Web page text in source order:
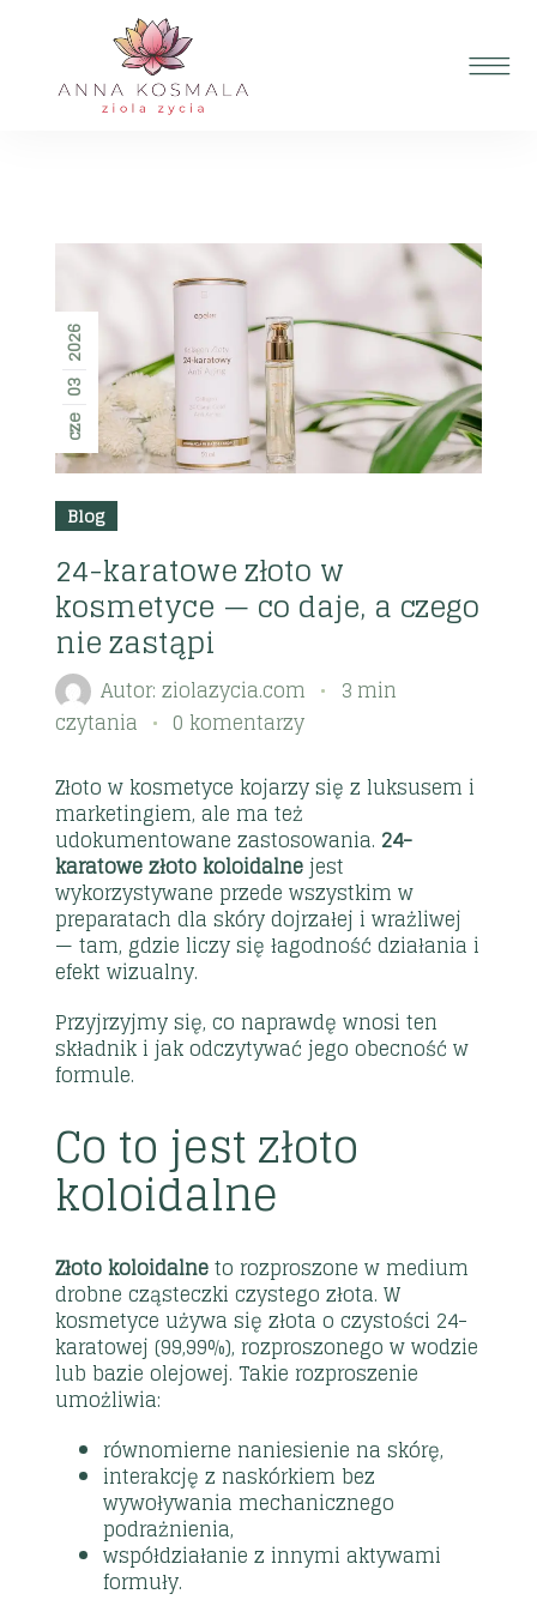
cze
03
2026
Blog
24-karatowe złoto w
kosmetyce — co daje, a czego
nie zastąpi
Autor:ziolazycia.com
3 min
czytania
0 komentarzy
Złoto w kosmetyce kojarzy się z luksusem i
marketingiem, ale ma też
udokumentowane zastosowania. 24-
karatowe złoto koloidalnejest
wykorzystywane przede wszystkim w
preparatach dla skóry dojrzałej i wrażliwej
— tam, gdzie liczy się łagodność działania i
efekt wizualny.
Przyjrzyjmy się, co naprawdę wnosi ten
składnik i jak odczytywać jego obecność w
formule.
Co to jest złoto
koloidalne
Złoto koloidalneto rozproszone w medium
drobne cząsteczki czystego złota. W
kosmetyce używa się złota o czystości 24-
karatowej (99,99%), rozproszonego w wodzie
lub bazie olejowej. Takie rozproszenie
umożliwia:
równomierne naniesienie na skórę,
interakcję z naskórkiem bez
wywoływania mechanicznego
podrażnienia,
współdziałanie z innymi aktywami
formuły.